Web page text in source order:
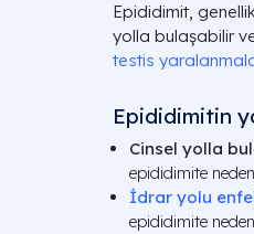
Epididimit,
yolla bulaşabilir
testis
Epididimitin
Cinsel yolla
epididimite
İdrar yolu
epididimite